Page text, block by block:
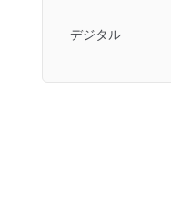
デジタル